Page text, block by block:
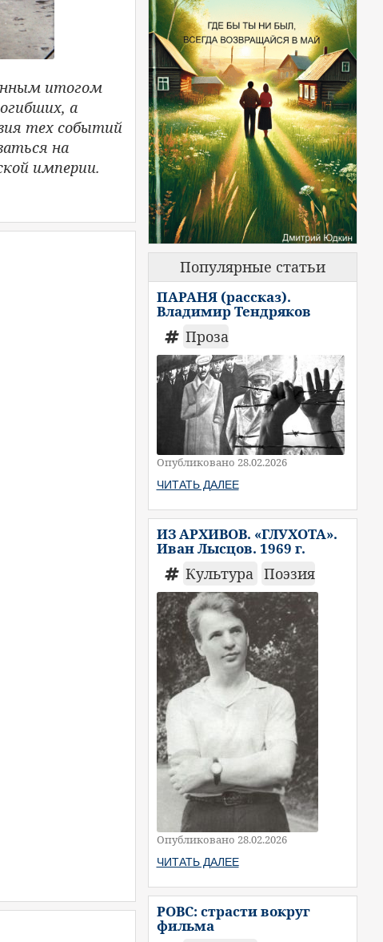
итогом
а
тех событий
на
империи.
Популярные статьи
ПАРАНЯ (рассказ).
Владимир Тендряков
Проза
Опубликовано 28.02.2026
ЧИТАТЬ ДАЛЕЕ
ИЗ АРХИВОВ. «ГЛУХОТА».
Иван Лысцов. 1969 г.
Культура Поэзия
Опубликовано 28.02.2026
ЧИТАТЬ ДАЛЕЕ
РОВС: страсти вокруг
фильма